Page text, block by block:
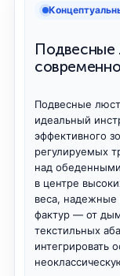
подвесные
подвесные
Подвесные
Подвесные
идеальный
эффективного
регулируемых
над
в центре
веса, надежные
фактур — от
текстильных
интегрировать